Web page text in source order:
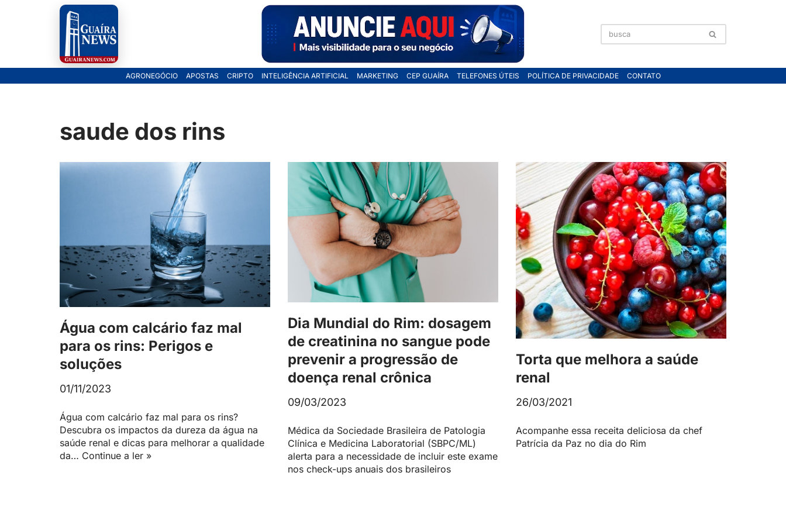
AGRONEGÓCIO APOSTAS CRIPTO INTELIGÊNCIA ARTIFICIAL MARKETING CEP GUAÍRA TELEFONES ÚTEIS POLÍTICA DE PRIVACIDADE CONTATO
saude dos rins
Água com calcário faz mal
para os rins: Perigos e
soluções
01/11/2023
Água com calcário faz mal para os rins?
Descubra os impactos da dureza da água na
saúde renal e dicas para melhorar a qualidade
da… Continue a ler »
Dia Mundial do Rim: dosagem
de creatinina no sangue pode
prevenir a progressão de
doença renal crônica
09/03/2023
Médica da Sociedade Brasileira de Patologia
Clínica e Medicina Laboratorial (SBPC/ML)
alerta para a necessidade de incluir este exame
nos check-ups anuais dos brasileiros
Torta que melhora a saúde
renal
26/03/2021
Acompanhe essa receita deliciosa da chef
Patrícia da Paz no dia do Rim